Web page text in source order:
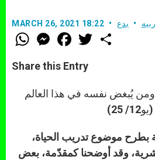
MARCH 26, 2021 18:22 بدع
W
h
t
s
p
p
M
e
s
e
g
e
F
a
e
b
o
k
w
r
Share this Entry
يُبغض نفسه في هذا العالم
25)
بطرح موضوع تدريب الحياة،
وقد أوضحنا كمقدّمة، بعض